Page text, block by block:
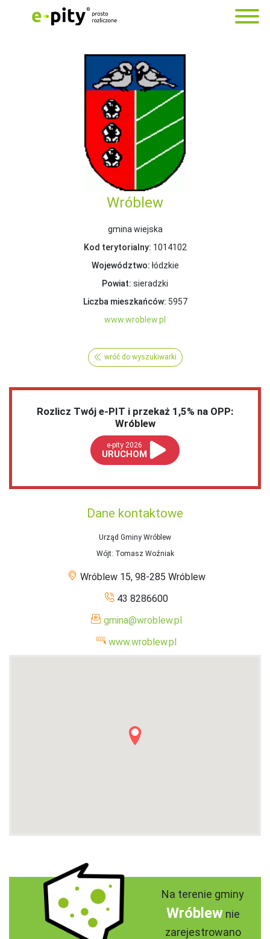
Wróblew
gmina wiejska
Kod terytorialny: 1014102
Województwo: łódzkie
Powiat: sieradzki
Liczba mieszkańców: 5957
www.wroblew.pl
wróć do wyszukiwarki
Rozlicz Twój e-PIT i przekaż 1,5% na OPP:
Wróblew
e-pity 2026
URUCHOM
Dane kontaktowe
Urząd Gminy Wróblew
Wójt: Tomasz Woźniak
Wróblew 15, 98-285 Wróblew
43 8286600
gmina@wroblew.pl
www.wroblew.pl
Na terenie gminy
Wróblewnie
zarejestrowano